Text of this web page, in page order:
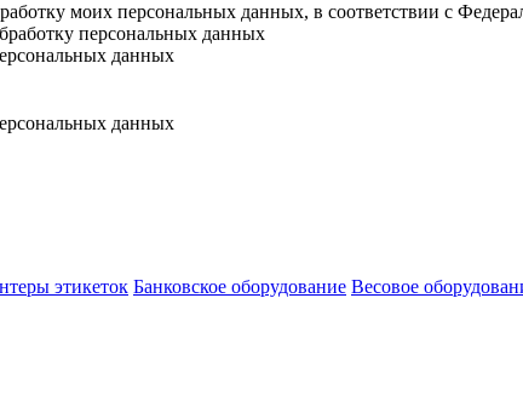
моих персональных данных, в соответствии с
персональных данных
данных
данных
этикеток Банковское оборудование Весовое